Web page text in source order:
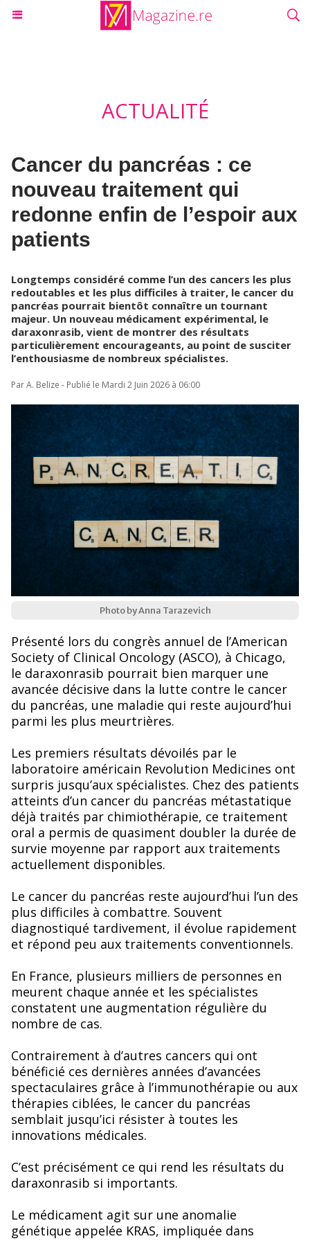
ACTUALITÉ
Cancer du pancréas : ce
nouveau traitement qui
redonne enfin de l’espoir aux
patients
Longtemps considéré comme l’un des cancers les plus
redoutables et les plus difficiles à traiter, le cancer du
pancréas pourrait bientôt connaître un tournant
majeur. Un nouveau médicament expérimental, le
daraxonrasib, vient de montrer des résultats
particulièrement encourageants, au point de susciter
l’enthousiasme de nombreux spécialistes.
Par A. Belize - Publié le Mardi 2 Juin 2026 à 06:00
Photo by Anna Tarazevich
Présenté lors du congrès annuel de l’American
Society of Clinical Oncology (ASCO), à Chicago,
le daraxonrasib pourrait bien marquer une
avancée décisive dans la lutte contre le cancer
du pancréas, une maladie qui reste aujourd’hui
parmi les plus meurtrières.
Les premiers résultats dévoilés par le
laboratoire américain Revolution Medicines ont
surpris jusqu’aux spécialistes. Chez des patients
atteints d’un cancer du pancréas métastatique
déjà traités par chimiothérapie, ce traitement
oral a permis de quasiment doubler la durée de
survie moyenne par rapport aux traitements
actuellement disponibles.
Le cancer du pancréas reste aujourd’hui l’un des
plus difficiles à combattre. Souvent
diagnostiqué tardivement, il évolue rapidement
et répond peu aux traitements conventionnels.
En France, plusieurs milliers de personnes en
meurent chaque année et les spécialistes
constatent une augmentation régulière du
nombre de cas.
Contrairement à d’autres cancers qui ont
bénéficié ces dernières années d’avancées
spectaculaires grâce à l’immunothérapie ou aux
thérapies ciblées, le cancer du pancréas
semblait jusqu’ici résister à toutes les
innovations médicales.
C’est précisément ce qui rend les résultats du
daraxonrasib si importants.
Le médicament agit sur une anomalie
génétique appelée KRAS, impliquée dans